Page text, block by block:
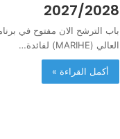
2027/2028
العالي (MARIHE) لفائدة…
أكمل القراءة »